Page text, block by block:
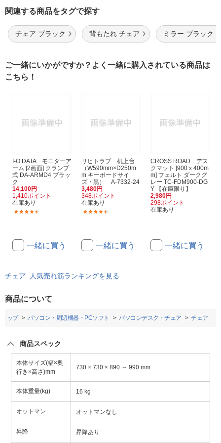
関連する商品をタグで探す
チェア ブラック 背もたれ チェア ミラー ブラック
ご一緒にいかがですか？よく一緒に購入されている商品は
こちら！
I-O DATA モニターア
ーム [2画面] クランプ
式 DA-ARMD4 ブラッ
ク
14,100円
1,410ポイント
在庫あり
一緒に買う
リヒトラブ 机上台
（W590mm×D250m
m キーボードサイ
ズ・黒） A-7332-24
3,480円
348ポイント
在庫あり
一緒に買う
CROSS ROAD デス
クマット [900ｘ400m
m] フェルト ダークグ
レー TC-FDM900-DG
Y 【在庫限り】
2,980円
298ポイント
在庫あり
一緒に買う
チェア 人気売れ筋ランキングを見る
商品について
トップ パソコン・周辺機器・PCソフト パソコンデスク・チェア チェア
商品スペック
本体サイズ(幅×奥
行き×高さ)mm
730 × 730 × 890 ～ 990 mm
本体重量(kg) 16 kg
オットマン オットマンなし
昇降 昇降あり